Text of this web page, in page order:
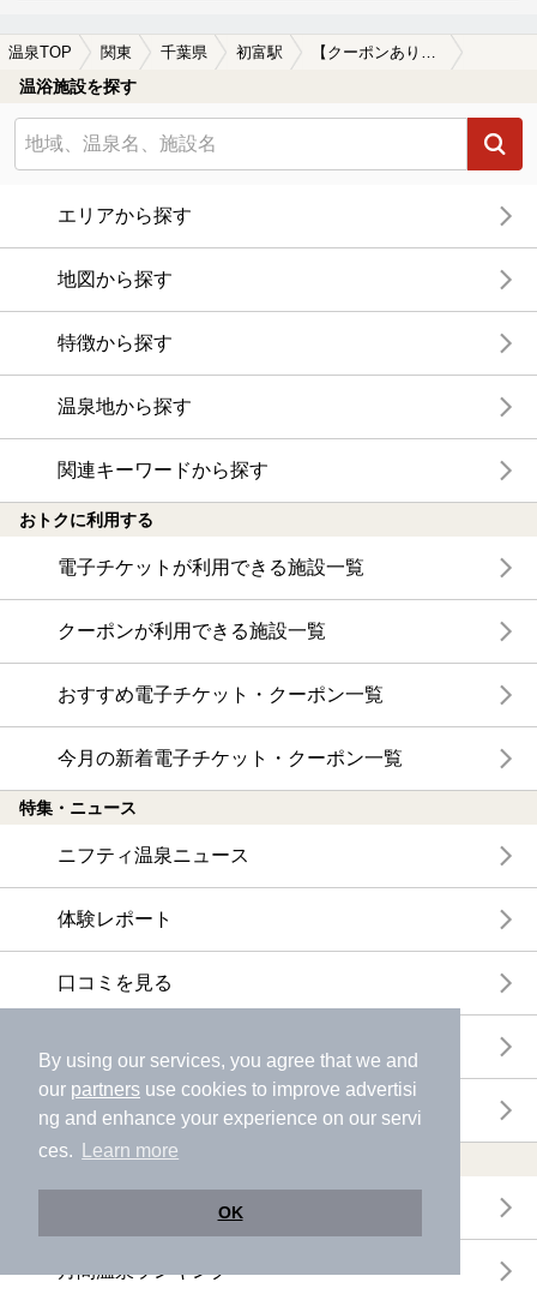
By using our services, you agree that we and
our partners use cookies to improve advertisi
ng and enhance your experience on our servi
ces.
Learn more
OK
温泉TOP 関東 千葉県 初富駅
温浴施設を探す
エリアから探す
地図から探す
特徴から探す
温泉地から探す
関連キーワードから探す
おトクに利用する
電子チケットが利用できる施設一覧
クーポンが利用できる施設一覧
おすすめ電子チケット・クーポン一覧
今月の新着電子チケット・クーポン一覧
特集・ニュース
ニフティ温泉ニュース
体験レポート
口コミを見る
ニフティ温泉からのお知らせ
温浴施設ランキング
年間温泉ランキング
月間温泉ランキング